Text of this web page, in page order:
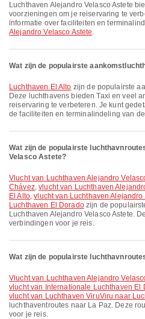
Luchthaven Alejandro Velasco Astete biedt Taxi en vele andere
voorzieningen om je reiservaring te
informatie over faciliteiten en
Alejandro Velasco Astete.
Wat zijn de populairste
Luchthaven El Alto zijn de populairste
Deze luchthavens bieden Taxi en veel
reiservaring te verbeteren. Je kunt
de faciliteiten en terminalindeling van
Wat zijn de populairste
Velasco Astete?
vlucht van Luchthaven Alejandro Velasco Astete naar Luchthaven Jorge
Chávez,vlucht van Luchthaven
El Alto,vlucht van Luchthaven
Luchthaven El Doradozijn de
Luchthaven Alejandro Velasco Astete.
verbindingen voor je reis.
Wat zijn de populairste
vlucht van Luchthaven Alejandro
vlucht van Internationale Luchthaven El
vlucht van Luchthaven ViruViru naar
luchthaventroutes naar La Paz. Deze
voor je reis.